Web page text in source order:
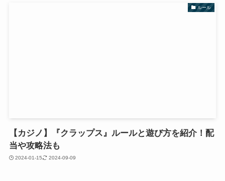
ルール
【カジノ】『クラップス』ルールと遊び方を紹介！配
当や攻略法も
2024-01-15 2024-09-09